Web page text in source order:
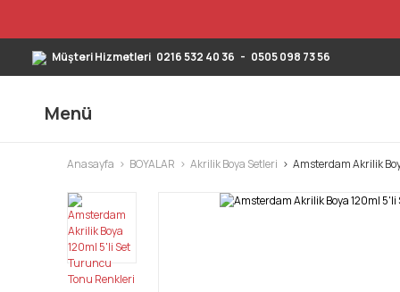
Müşteri Hizmetleri 0216 532 40 36 - 0505 098 73 56
Menü
Anasayfa BOYALAR Akrilik Boya Setleri Amsterdam Akrilik